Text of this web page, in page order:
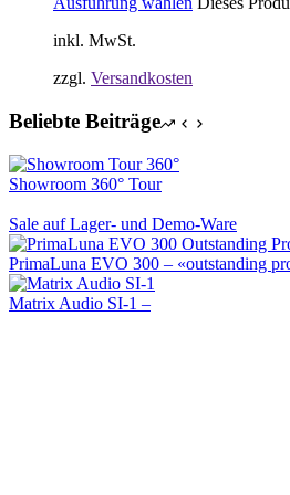
inkl. MwSt.
zzgl. Versandkosten
Beliebte Beiträge
Showroom 360° Tour
Sale auf Lager- und Demo-Ware
PrimaLuna EVO 300 – «outstanding
Matrix Audio SI-1 –